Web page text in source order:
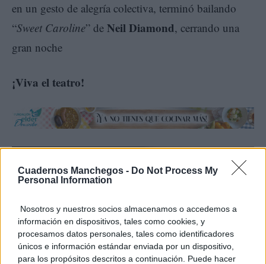
Cuadernos Manchegos - Do Not Process My
Personal Information
Nosotros y nuestros socios almacenamos o accedemos a
información en dispositivos, tales como cookies, y
procesamos datos personales, tales como identificadores
únicos e información estándar enviada por un dispositivo,
para los propósitos descritos a continuación. Puede hacer
en un gesto de alegría colectiva, terminó bailando
“Sweet Caroline” de Neil Diamond, cerrando una
gran noche
¡Viva el teatro!